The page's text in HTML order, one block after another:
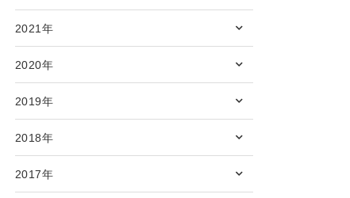
2021年
2020年
2019年
2018年
2017年